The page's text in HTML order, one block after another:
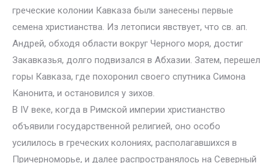
греческие колонии Кавказа были занесены первые
семена христианства. Из летописи явствует, что св. ап.
Андрей, обходя области вокруг Черного моря, достиг
Закавказья, долго подвизался в Абхазии. Затем, перешел
горы Кавказа, где похоронил своего спутника Симона
Канонита, и остановился у зихов.
В IV веке, когда в Римской империи христианство
объявили государственной религией, оно особо
усилилось в греческих колониях, располагавшихся в
Причерноморье, и далее распространялось на Северный